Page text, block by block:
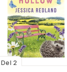
Del 2